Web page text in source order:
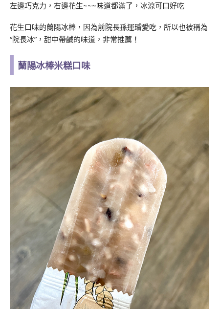
左邊巧克力，右邊花生~~~味道都滿了，冰涼可口好吃
花生口味的蘭陽冰棒，因為前院長孫運璿愛吃，所以也被稱為
“院長冰”，甜中帶鹹的味道，非常推薦！
蘭陽冰棒米糕口味